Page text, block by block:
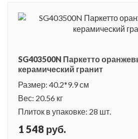
SG403500N Паркетто
керамический гранит
Размер: 40.2*9.9 см
Вес: 20.56 кг
Плиток в упаковке: 28 шт.
1 548 руб.